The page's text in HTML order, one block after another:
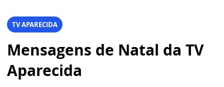
TV APARECIDA
Mensagens de Natal da TV
Aparecida